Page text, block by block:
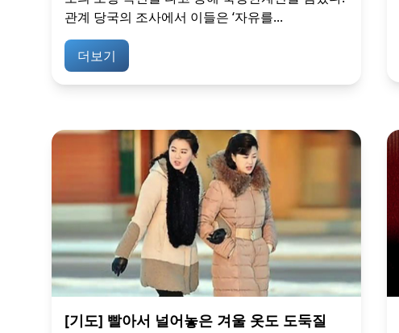
관계 당국의 조사에서 이들은 ‘자유를...
더보기
[기도] 빨아서 널어놓은 겨울 옷도 도둑질